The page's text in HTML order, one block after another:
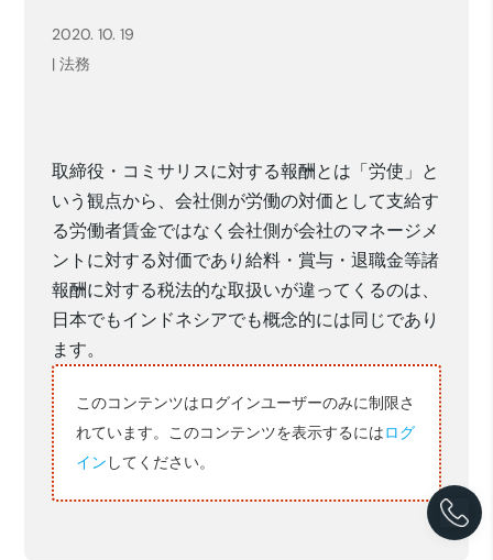
2020. 10. 19
|法務
取締役・コミサリスに対する報酬とは「労使」と
いう観点から、会社側が労働の対価として支給す
る労働者賃金ではなく会社側が会社のマネージメ
ントに対する対価であり給料・賞与・退職金等諸
報酬に対する税法的な取扱いが違ってくるのは、
日本でもインドネシアでも概念的には同じであり
ます。
このコンテンツはログインユーザーのみに制限さ
れています。このコンテンツを表示するにはログ
イン してください。